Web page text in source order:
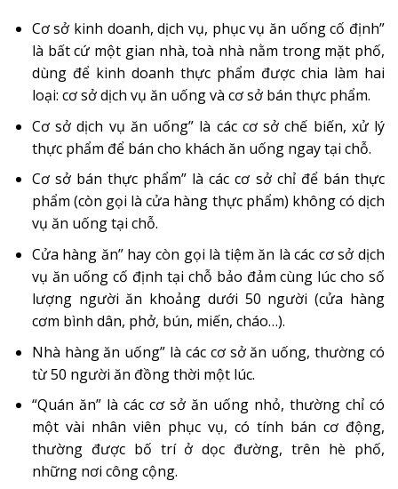
Cơ sở kinh doanh, dịch vụ, phục vụ ăn uống cố định”
là bất cứ một gian nhà, toà nhà nằm trong mặt phố,
dùng để kinh doanh thực phẩm được chia làm hai
loại: cơ sở dịch vụ ăn uống và cơ sở bán thực phẩm.
Cơ sở dịch vụ ăn uống” là các cơ sở chế biến, xử lý
thực phẩm để bán cho khách ăn uống ngay tại chỗ.
Cơ sở bán thực phẩm” là các cơ sở chỉ để bán thực
phẩm (còn gọi là cửa hàng thực phẩm) không có dịch
vụ ăn uống tại chỗ.
Cửa hàng ăn” hay còn gọi là tiệm ăn là các cơ sở dịch
vụ ăn uống cố định tại chỗ bảo đảm cùng lúc cho số
lượng người ăn khoảng dưới 50 người (cửa hàng
cơm bình dân, phở, bún, miến, cháo…).
Nhà hàng ăn uống” là các cơ sở ăn uống, thường có
từ 50 người ăn đồng thời một lúc.
“Quán ăn” là các cơ sở ăn uống nhỏ, thường chỉ có
một vài nhân viên phục vụ, có tính bán cơ động,
thường được bố trí ở dọc đường, trên hè phố,
những nơi công cộng.